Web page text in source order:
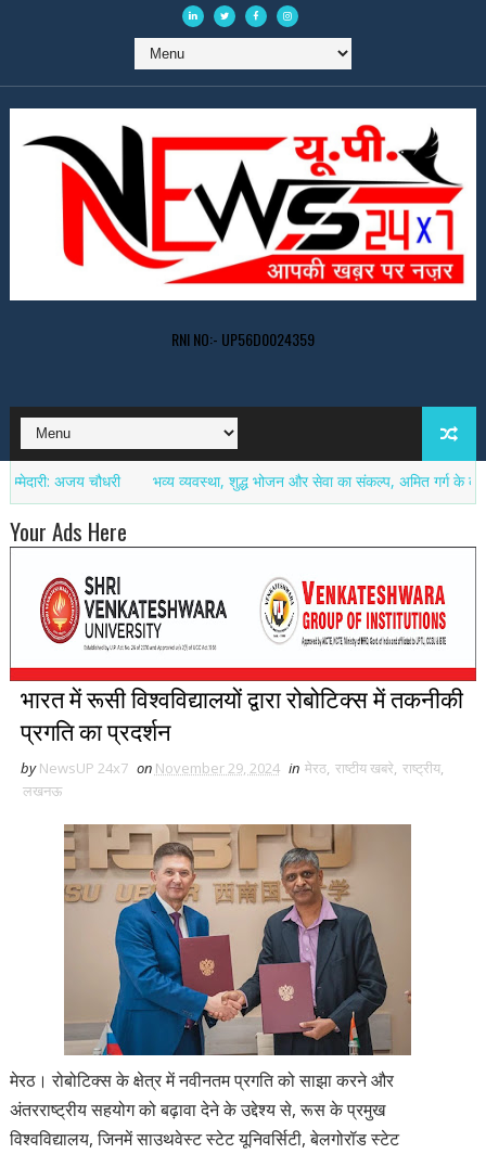
RNI NO:- UP56D0024359
चौधरी भव्य व्यवस्था, शुद्ध भोजन और सेवा का संकल्प, अमित गर्ग के कांवड़ सेवा
Your Ads Here
भारत में रूसी विश्वविद्यालयों द्वारा रोबोटिक्स में तकनीकी
प्रगति का प्रदर्शन
by NewsUP 24x7 on November 29, 2024 in मेरठ, राष्टीय खबरे, राष्ट्रीय,
लखनऊ
मेरठ। रोबोटिक्स के क्षेत्र में नवीनतम प्रगति को साझा करने और
अंतरराष्ट्रीय सहयोग को बढ़ावा देने के उद्देश्य से, रूस के प्रमुख
विश्वविद्यालय, जिनमें साउथवेस्ट स्टेट यूनिवर्सिटी, बेलगोरॉड स्टेट